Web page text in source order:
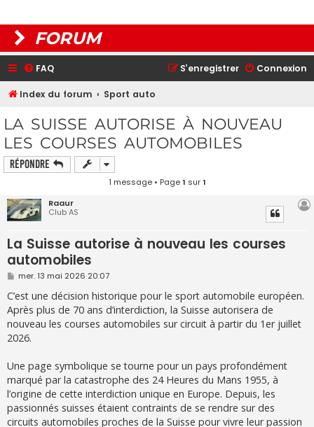
FORUM
FAQ Connexion
S’enregistrer
Index du forum Sport auto
LA SUISSE AUTORISE À NOUVEAU
LES COURSES AUTOMOBILES
Répondre
1 message • Page1 sur1
Raaur
Club AS
La Suisse autorise à nouveau les courses
automobiles
M
s
s
a
g
e
mer. 13 mai 2026 20:07
C’est une décision historique pour le sport automobile européen.
Après plus de 70 ans d’interdiction, la Suisse autorisera de
nouveau les courses automobiles sur circuit à partir du 1er juillet
2026.
Une page symbolique se tourne pour un pays profondément
marqué par la catastrophe des 24 Heures du Mans 1955, à
l’origine de cette interdiction unique en Europe. Depuis, les
passionnés suisses étaient contraints de se rendre sur des
circuits automobiles proches de la Suisse pour vivre leur passion